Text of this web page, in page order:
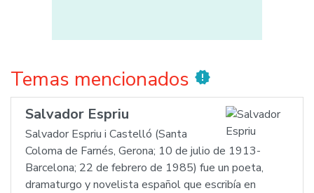
Temas mencionados new_releases
Salvador Espriu
Salvador Espriu i Castelló (Santa
Coloma de Farnés, Gerona; 10 de julio de 1913-
Barcelona; 22 de febrero de 1985) fue un poeta,
dramaturgo y novelista español que escribía en